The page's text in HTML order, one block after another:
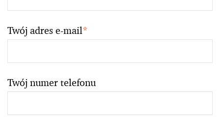
Twój adres e-mail*
Twój numer telefonu